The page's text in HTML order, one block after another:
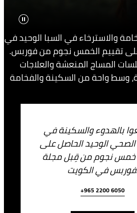
والاسترخاء في السبا الوحيد في
تقييم الخمس نجوم من فوربس.
المساج المنعشة والعلاجات
بالهدوء والسكينة في
الصحي الوحيد الحاصل على
نجوم من قِبل مجلة
فوربس في الكويت.
+965 2200 6050